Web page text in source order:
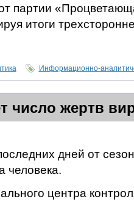
партии
итоги
Информационно-
число жертв
дней от
человека.
центра